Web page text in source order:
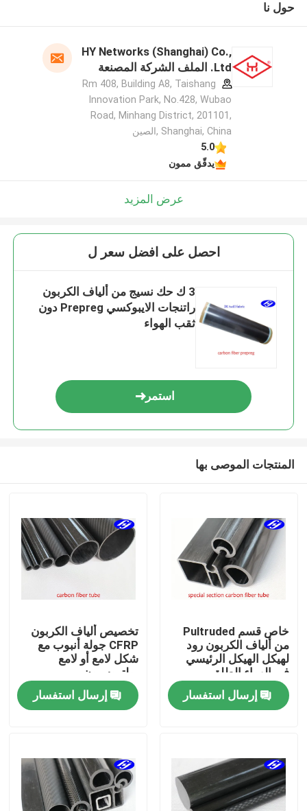
المنتجات
أشرطة فيديو
حول نا
HY Networks (Shanghai) Co.,
Ltd. الملف الشركة المصنعة
Rm 408, Building A8, Taishang
Innovation Park, No.428, Wubao
Road, Minhang District, 201101,
Shanghai, China ,الصين
5.0
يدقّق ممون
عرض المزيد
احصل على افضل سعر ل
3 ك حك نسيج من ألياف الكربون
راتنجات الايبوكسي Prepreg دون
ثقب الهواء
استمر
المنتجات الموصى بها
خاص قسم Pultruded
من ألياف الكربون رود
لهيكل الهيكل الرئيسي
في الهواء الطلق
إرسال استفسار
تخصيص ألياف الكربون
CFRP جولة أنبوب مع
شكل لامع أو لامع
بولتروسيون
إرسال استفسار